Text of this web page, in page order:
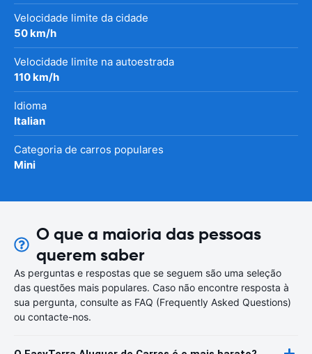
Velocidade limite da cidade
50 km/h
Velocidade limite na autoestrada
110 km/h
Idioma
Italian
Categoria de carros populares
Mini
O que a maioria das pessoas
querem saber
As perguntas e respostas que se seguem são uma seleção
das questões mais populares. Caso não encontre resposta à
sua pergunta, consulte as FAQ (Frequently Asked Questions)
ou contacte-nos.